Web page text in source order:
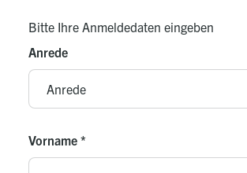
Bitte Ihre Anmeldedaten eingeben
Anrede
Vorname *